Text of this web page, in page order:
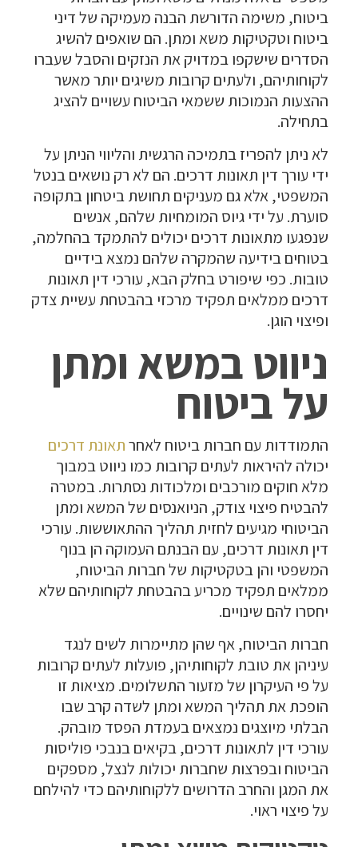
ביטוח, משימה הדורשת הבנה מעמיקה של דיני
ביטוח וטקטיקות משא ומתן. הם שואפים להשיג
הסדרים שישקפו במדויק את הנזקים והסבל שעברו
לקוחותיהם, ולעתים קרובות משיגים יותר מאשר
ההצעות הנמוכות ששמאי הביטוח עשויים להציג
בתחילה.
לא ניתן להפריז בתמיכה הרגשית והליווי הניתן על
ידי עורך דין תאונות דרכים. הם לא רק נושאים בנטל
המשפטי, אלא גם מעניקים תחושת ביטחון בתקופה
סוערת. על ידי גיוס המומחיות שלהם, אנשים
שנפגעו מתאונות דרכים יכולים להתמקד בהחלמה,
בטוחים בידיעה שהמקרה שלהם נמצא בידיים
טובות. כפי שיפורט בחלק הבא, עורכי דין תאונות
דרכים ממלאים תפקיד מרכזי בהבטחת עשיית צדק
ופיצוי הוגן.
ניווט במשא ומתן
על ביטוח
התמודדות עם חברות ביטוח לאחרתאונת דרכים
יכולה להיראות לעתים קרובות כמו ניווט במבוך
מלא חוקים מורכבים ומלכודות נסתרות. במטרה
להבטיח פיצוי צודק, הניואנסים של המשא ומתן
הביטוחי מגיעים לחזית תהליך ההתאוששות. עורכי
דין תאונות דרכים, עם הבנתם העמוקה הן בנוף
המשפטי והן בטקטיקות של חברות הביטוח,
ממלאים תפקיד מכריע בהבטחת לקוחותיהם שלא
יחסרו להם שינויים.
חברות הביטוח, אף שהן מתיימרות לשים לנגד
עיניהן את טובת לקוחותיהן, פועלות לעתים קרובות
על פי העיקרון של מזעור התשלומים. מציאות זו
הופכת את תהליך המשא ומתן לשדה קרב שבו
הבלתי מיוצגים נמצאים בעמדת הפסד מובהק.
עורכי דין לתאונות דרכים, בקיאים בנבכי פוליסות
הביטוח ובפרצות שחברות יכולות לנצל, מספקים
את המגן והחרב הדרושים ללקוחותיהם כדי להילחם
על פיצוי ראוי.